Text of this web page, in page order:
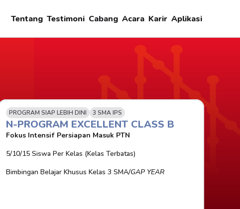
Tentang Testimoni Cabang Acara Karir Aplikasi
PROGRAM SIAP LEBIH DINI 3 SMA IPS
N-PROGRAM EXCELLENT CLASS B
Fokus Intensif Persiapan Masuk PTN
5/10/15 Siswa Per Kelas (Kelas Terbatas)
Bimbingan Belajar Khusus Kelas 3 SMA/GAP YEAR